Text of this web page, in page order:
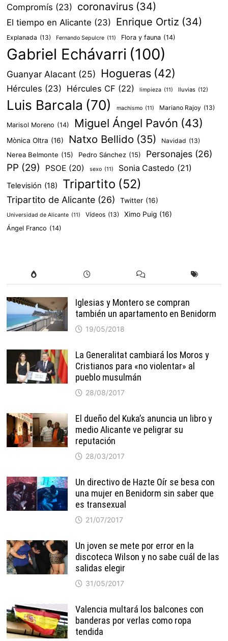
Compromís (23) coronavirus (34)
El tiempo en Alicante (23) Enrique Ortiz (34)
Explanada (13) Fernando Sepulcre (11) Flora y fauna (14)
Gabriel Echávarri (100)
Guanyar Alacant (25) Hogueras (42)
Hércules (23) Hércules CF (22) limpieza (11) lluvias (12)
Luis Barcala (70) machismo (11) Mariano Rajoy (13)
Marisol Moreno (14) Miguel Ángel Pavón (43)
Mònica Oltra (16) Natxo Bellido (35) Navidad (13)
Nerea Belmonte (15) Pedro Sánchez (15) Personajes (26)
PP (29) PSOE (20) sexo (11) Sonia Castedo (21)
Televisión (18) Tripartito (52)
Tripartito de Alicante (26) Twitter (16)
Universidad de Alicante (11) Vídeos (13) Ximo Puig (16)
Ángel Franco (14)
Iglesias y Montero se compran
también un apartamento en Benidorm
19/05/2018
La Generalitat cambiará los Moros y
Cristianos para «no violentar» al
pueblo musulmán
28/08/2017
El dueño del Kuka’s anuncia un libro y
medio Alicante ve peligrar su
reputación
28/03/2017
Un directivo de Hazte Oír se besa con
una mujer en Benidorm sin saber que
es transexual
21/07/2017
Un joven se mete por error en la
discoteca Wilson y no sabe cuál de las
salidas elegir
31/05/2017
Valencia multará los balcones con
banderas por verlas como ropa
tendida